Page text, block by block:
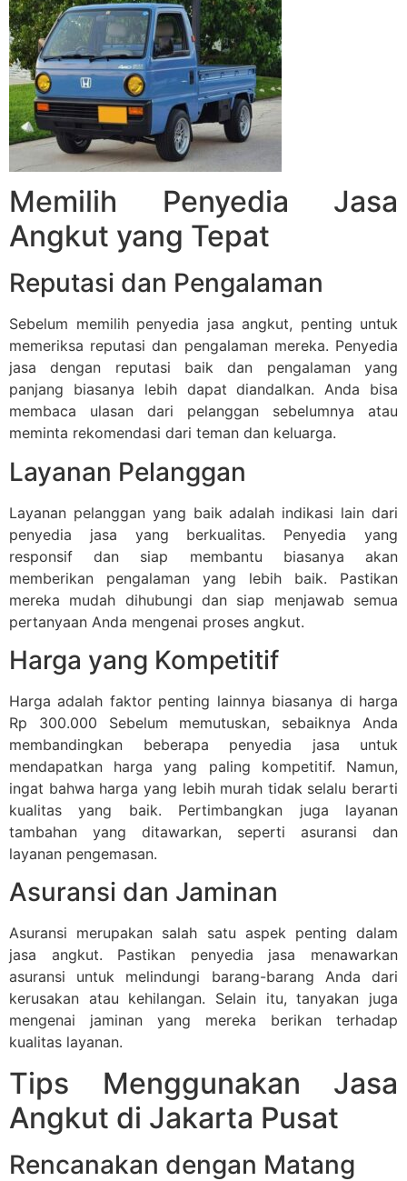
Memilih Penyedia Jasa
Angkut yang Tepat
Reputasi dan Pengalaman
Sebelum memilih penyedia jasa angkut, penting untuk
memeriksa reputasi dan pengalaman mereka. Penyedia
jasa dengan reputasi baik dan pengalaman yang
panjang biasanya lebih dapat diandalkan. Anda bisa
membaca ulasan dari pelanggan sebelumnya atau
meminta rekomendasi dari teman dan keluarga.
Layanan Pelanggan
Layanan pelanggan yang baik adalah indikasi lain dari
penyedia jasa yang berkualitas. Penyedia yang
responsif dan siap membantu biasanya akan
memberikan pengalaman yang lebih baik. Pastikan
mereka mudah dihubungi dan siap menjawab semua
pertanyaan Anda mengenai proses angkut.
Harga yang Kompetitif
Harga adalah faktor penting lainnya biasanya di harga
Rp 300.000 Sebelum memutuskan, sebaiknya Anda
membandingkan beberapa penyedia jasa untuk
mendapatkan harga yang paling kompetitif. Namun,
ingat bahwa harga yang lebih murah tidak selalu berarti
kualitas yang baik. Pertimbangkan juga layanan
tambahan yang ditawarkan, seperti asuransi dan
layanan pengemasan.
Asuransi dan Jaminan
Asuransi merupakan salah satu aspek penting dalam
jasa angkut. Pastikan penyedia jasa menawarkan
asuransi untuk melindungi barang-barang Anda dari
kerusakan atau kehilangan. Selain itu, tanyakan juga
mengenai jaminan yang mereka berikan terhadap
kualitas layanan.
Tips Menggunakan Jasa
Angkut di Jakarta Pusat
Rencanakan dengan Matang